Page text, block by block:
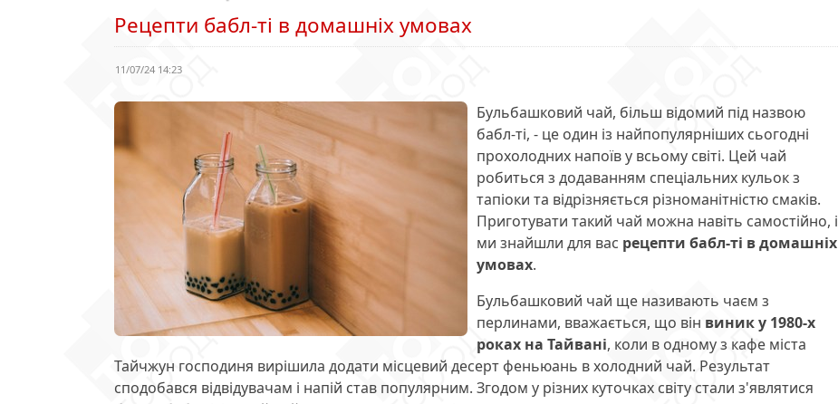
Рецепти бабл-ті в домашніх умовах
11/07/24 14:23
Бульбашковий чай, більш відомий під назвою
бабл-ті, - це один із найпопулярніших сьогодні
прохолодних напоїв у всьому світі. Цей чай
робиться з додаванням спеціальних кульок з
тапіоки та відрізняється різноманітністю смаків.
Приготувати такий чай можна навіть самостійно, і
ми знайшли для вас рецепти бабл-ті в домашніх
умовах.
Бульбашковий чай ще називають чаєм з
перлинами, вважається, що він виник у 1980-х
роках на Тайвані, коли в одному з кафе міста
Тайчжун господиня вирішила додати місцевий десерт феньюань в холодний чай. Результат
сподобався відвідувачам і напій став популярним. Згодом у різних куточках світу стали з'являтися